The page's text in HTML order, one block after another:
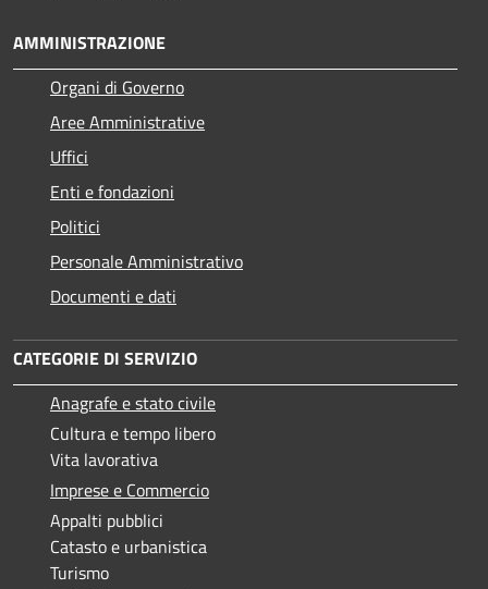
AMMINISTRAZIONE
Organi di Governo
Aree Amministrative
Uffici
Enti e fondazioni
Politici
Personale Amministrativo
Documenti e dati
CATEGORIE DI SERVIZIO
Anagrafe e stato civile
Cultura e tempo libero
Vita lavorativa
Imprese e Commercio
Appalti pubblici
Catasto e urbanistica
Turismo